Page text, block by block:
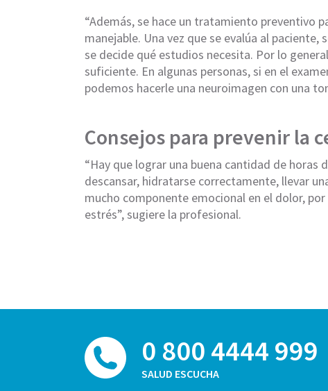
“Además, se hace un tratamiento preventivo
manejable. Una vez que se evalúa al
se decide qué estudios necesita. Por lo
suficiente. En algunas personas, si en el
podemos hacerle una neuroimagen con una
Consejos para prevenir la
“Hay que lograr una buena cantidad de
descansar, hidratarse correctamente, llevar
mucho componente emocional en el dolor,
estrés”, sugiere la profesional.
0 800 4444 999
SALUD ESCUCHA